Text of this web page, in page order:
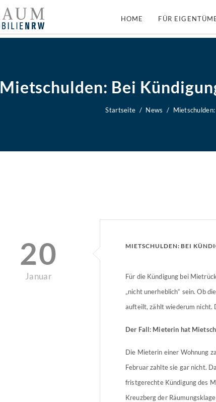
HOME FÜR
Mietschulden: Bei
Startseite News
20
Januar
MIETSCHULDEN: BEI
Für die Kündigung bei
„nicht unerheblich“ sein. Ob
aufteilt, zählt wiederum nicht.
Der Fall: Mieterin hat
Die Mieterin einer Wohnung
Februar zahlte sie gar nicht.
fristgerechte Kündigung des
Kreuzberg der